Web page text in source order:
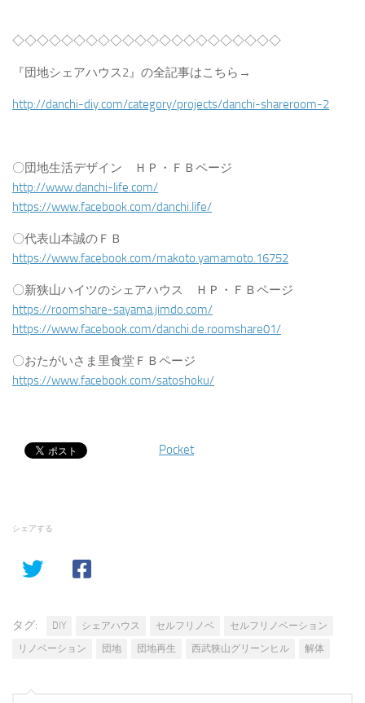
◇◇◇◇◇◇◇◇◇◇◇◇◇◇◇◇◇◇◇◇◇◇
『団地シェアハウス2』の全記事はこちら→
http://danchi-diy.com/category/projects/danchi-shareroom-2
〇団地生活デザイン ＨＰ・ＦＢページ
http://www.danchi-life.com/
https://www.facebook.com/danchi.life/
〇代表山本誠のＦＢ
https://www.facebook.com/makoto.yamamoto.16752
〇新狭山ハイツのシェアハウス ＨＰ・ＦＢページ
https://roomshare-sayama.jimdo.com/
https://www.facebook.com/danchi.de.roomshare01/
〇おたがいさま里食堂ＦＢページ
https://www.facebook.com/satoshoku/
Pocket
シェアする
タグ: DIY シェアハウス セルフリノベ
セルフリノベーション
リノベーション
団地 団地再生 西武狭山グリーンヒル 解体